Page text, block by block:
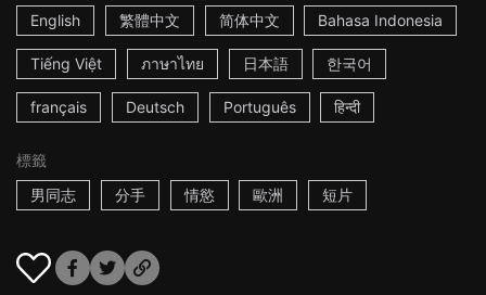
English
繁體中文 简体中文 Bahasa Indonesia
Tiếng Việt ภาษาไทย 日本語 한국어
français Deutsch Português हिन्दी
標籤
男同志
分手 情慾 歐洲 短片